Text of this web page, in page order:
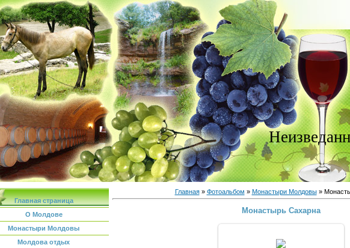
Главная страница
О Молдове
Монастыри Молдовы
Молдова отдых
Главная» Фотоальбом » Монастыри Молдовы»
Монастырь Сахарна